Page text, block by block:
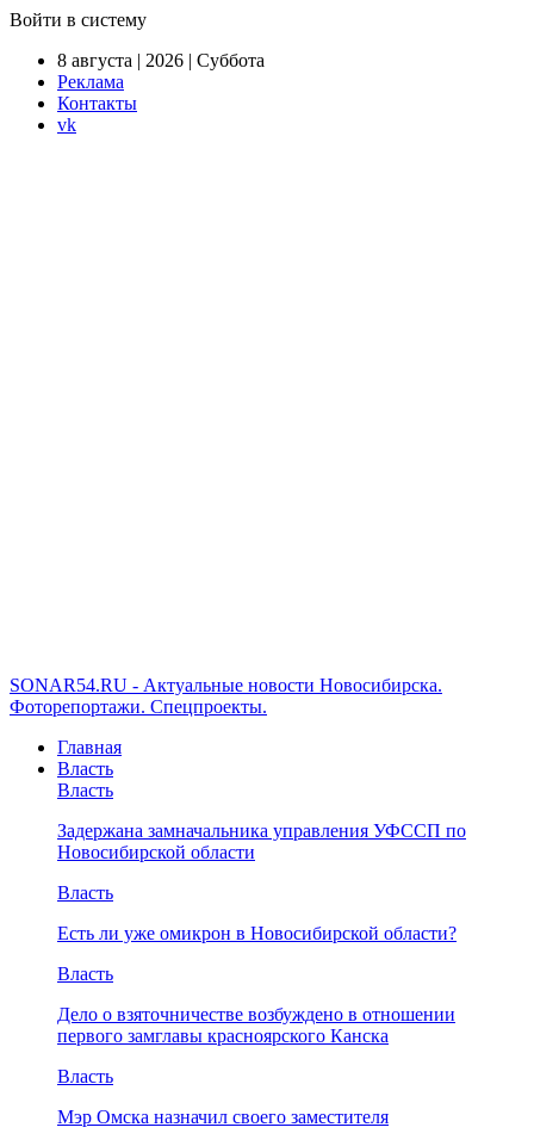
Войти в систему
8 августа | 2026 | Суббота
Реклама
Контакты
vk
SONAR54.RU - Актуальные новости Новосибирска.
Фоторепортажи. Спецпроекты.
Главная
Власть
Власть
Задержана замначальника управления УФССП по
Новосибирской области
Власть
Есть ли уже омикрон в Новосибирской области?
Власть
Дело о взяточничестве возбуждено в отношении
первого замглавы красноярского Канска
Власть
Мэр Омска назначил своего заместителя